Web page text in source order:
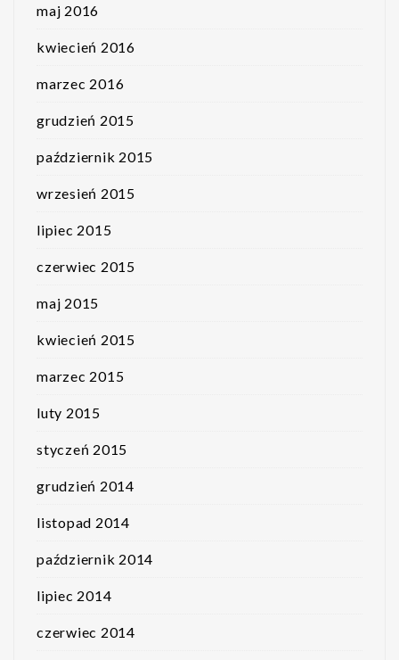
maj 2016
kwiecień 2016
marzec 2016
grudzień 2015
październik 2015
wrzesień 2015
lipiec 2015
czerwiec 2015
maj 2015
kwiecień 2015
marzec 2015
luty 2015
styczeń 2015
grudzień 2014
listopad 2014
październik 2014
lipiec 2014
czerwiec 2014